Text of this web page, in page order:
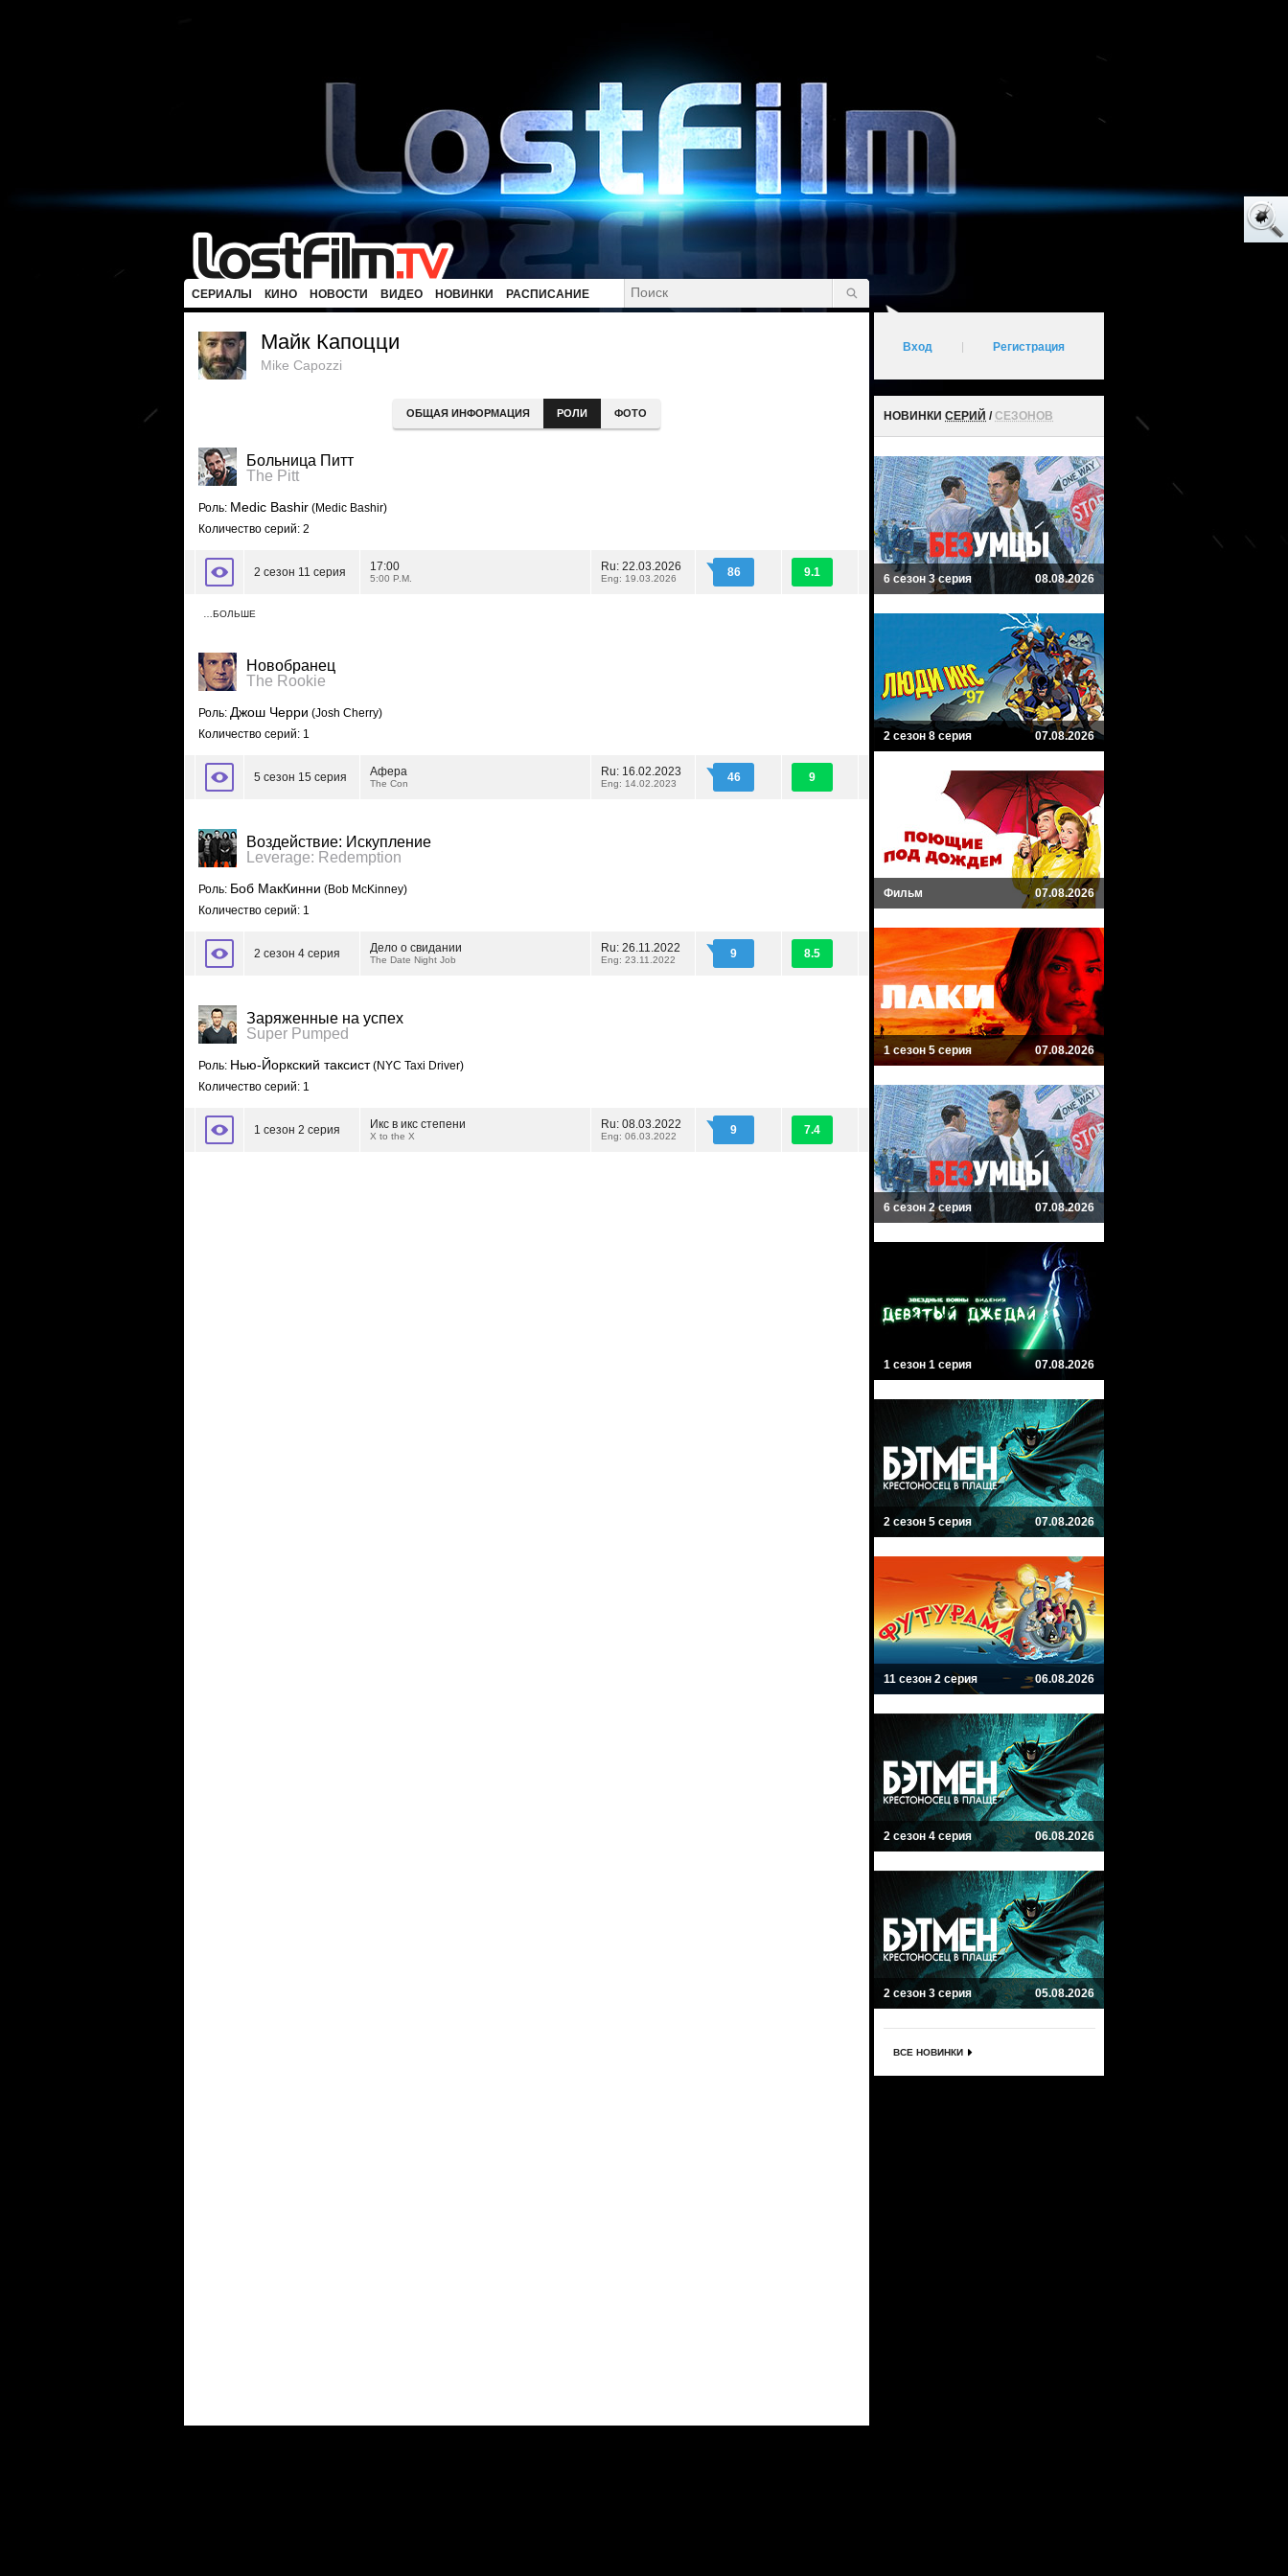
СЕРИАЛЫ КИНО НОВОСТИ ВИДЕО НОВИНКИ РАСПИСАНИЕ
Майк Капоцци
Mike Capozzi
ОБЩАЯ ИНФОРМАЦИЯ РОЛИ ФОТО
Больница Питт
The Pitt
Роль: Medic Bashir (Medic Bashir)
Количество серий: 2
2 сезон 11 серия 17:00
5:00 P.M.
Ru: 22.03.2026
Eng: 19.03.2026 86 9.1
…БОЛЬШЕ
Новобранец
The Rookie
Роль: Джош Черри (Josh Cherry)
Количество серий: 1
5 сезон 15 серия Афера
The Con
Ru: 16.02.2023
Eng: 14.02.2023 46 9
Воздействие: Искупление
Leverage: Redemption
Роль: Боб МакКинни (Bob McKinney)
Количество серий: 1
2 сезон 4 серия Дело о свидании
The Date Night Job
Ru: 26.11.2022
Eng: 23.11.2022 9 8.5
Заряженные на успех
Super Pumped
Роль: Нью-Йоркский таксист(NYC Taxi Driver)
Количество серий: 1
1 сезон 2 серия Икс в икс степени
X to the X
Ru: 08.03.2022
Eng: 06.03.2022 9 7.4
Вход Регистрация
НОВИНКИ СЕРИЙ /СЕЗОНОВ
6 сезон 3 серия 08.08.2026
2 сезон 8 серия 07.08.2026
Фильм 07.08.2026
1 сезон 5 серия 07.08.2026
6 сезон 2 серия 07.08.2026
1 сезон 1 серия 07.08.2026
2 сезон 5 серия 07.08.2026
11 сезон 2 серия 06.08.2026
2 сезон 4 серия 06.08.2026
2 сезон 3 серия 05.08.2026
ВСЕ НОВИНКИ